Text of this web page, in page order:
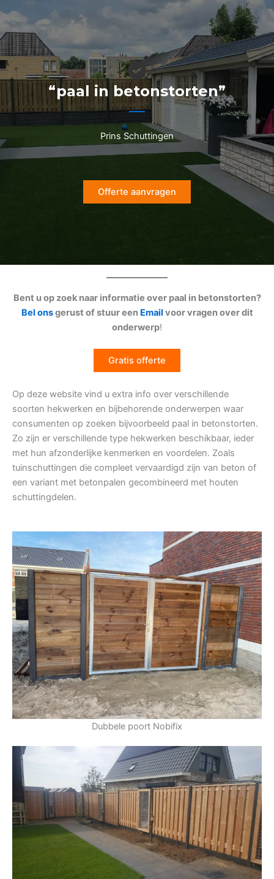
naar
de
inhoud
“paal in betonstorten”
Prins Schuttingen
Offerte aanvragen
Bent u op zoek naar informatie over paal in betonstorten?
Bel onsgerust of stuur een Email voor vragen over dit
onderwerp!
Gratis offerte
Op deze website vind u extra info over verschillende
soorten hekwerken en bijbehorende onderwerpen waar
consumenten op zoeken bijvoorbeeld paal in betonstorten.
Zo zijn er verschillende type hekwerken beschikbaar, ieder
met hun afzonderlijke kenmerken en voordelen. Zoals
tuinschuttingen die compleet vervaardigd zijn van beton of
een variant met betonpalen gecombineerd met houten
schuttingdelen.
Dubbele poort Nobifix